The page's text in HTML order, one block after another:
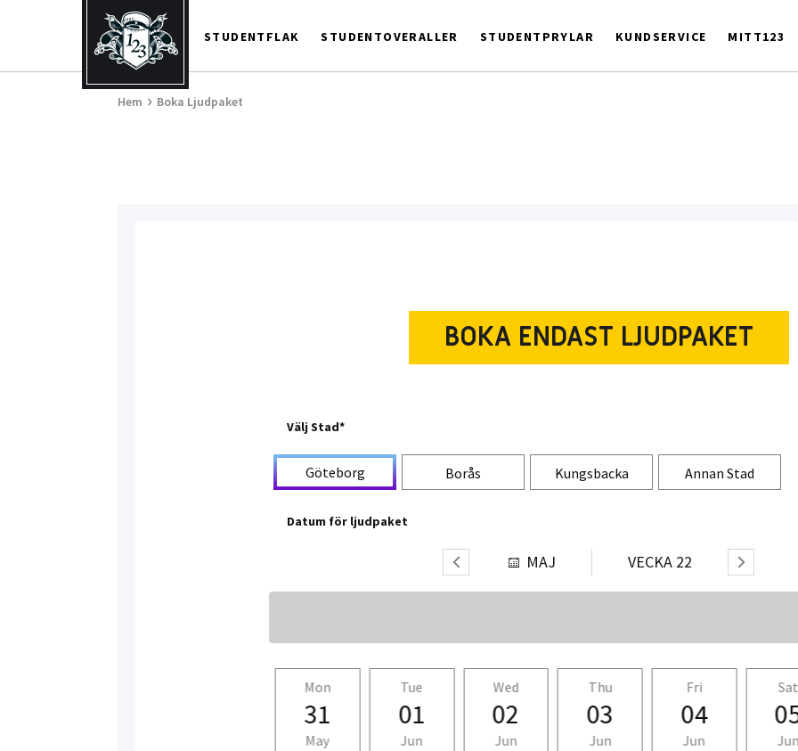
123Student
Studentflak
Göteborg
&
STUDENTFLAK STUDENTOVERALLER STUDENTPRYLAR KUNDSERVICE MITT123
Hem › Boka Ljudpaket
BOKA ENDAST LJUDPAKET
Välj Stad*
Göteborg Borås Kungsbacka Annan Stad
Datum för ljudpaket
MAJ VECKA 22
Mon
31
May
Tue
01
Jun
Wed
02
Jun
Thu
03
Jun
Fri
04
Jun
Sat